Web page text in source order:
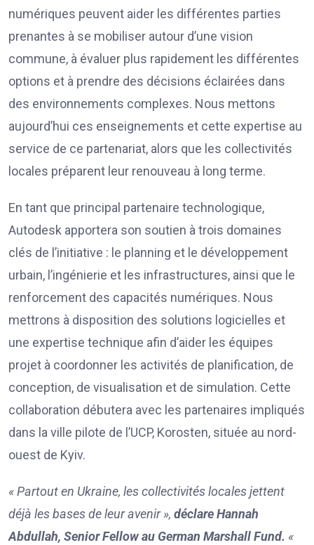
numériques peuvent aider les différentes parties
prenantes à se mobiliser autour d’une vision
commune, à évaluer plus rapidement les différentes
options et à prendre des décisions éclairées dans
des environnements complexes. Nous mettons
aujourd’hui ces enseignements et cette expertise au
service de ce partenariat, alors que les collectivités
locales préparent leur renouveau à long terme.
En tant que principal partenaire technologique,
Autodesk apportera son soutien à trois domaines
clés de l’initiative : le planning et le développement
urbain, l’ingénierie et les infrastructures, ainsi que le
renforcement des capacités numériques. Nous
mettrons à disposition des solutions logicielles et
une expertise technique afin d’aider les équipes
projet à coordonner les activités de planification, de
conception, de visualisation et de simulation. Cette
collaboration débutera avec les partenaires impliqués
dans la ville pilote de l’UCP, Korosten, située au nord-
ouest de Kyiv.
« Partout en Ukraine, les collectivités locales jettent
déjà les bases de leur avenir », déclare Hannah
Abdullah, Senior Fellow au German Marshall Fund. «